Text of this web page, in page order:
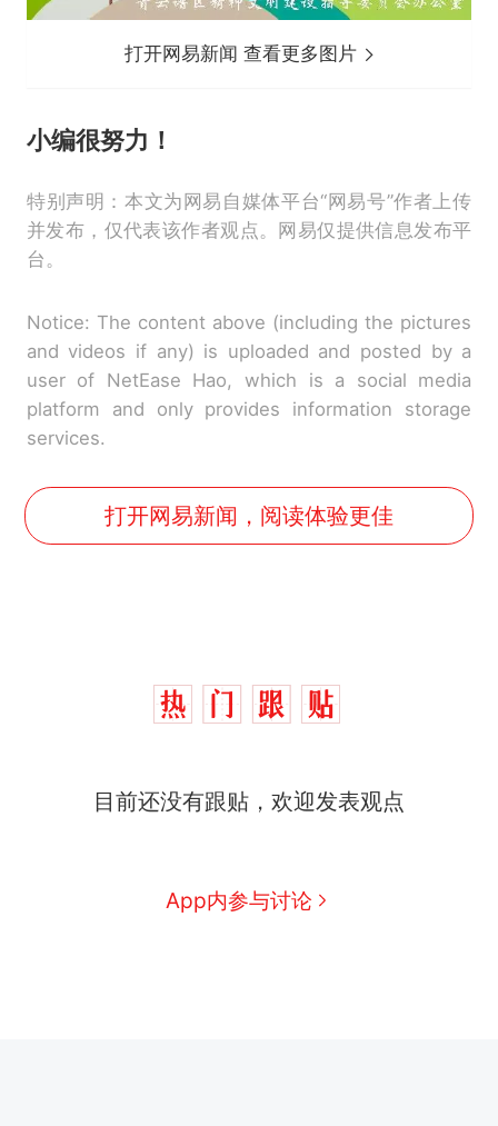
打开网易新闻 查看更多图片
小编很努力！
特别声明：本文为网易自媒体平台“网易号”作者上传
并发布，仅代表该作者观点。网易仅提供信息发布平
台。
Notice: The content above (including the pictures
and videos if any) is uploaded and posted by a
user of NetEase Hao, which is a social media
platform and only provides information storage
services.
打开网易新闻，阅读体验更佳
目前还没有跟贴，欢迎发表观点
App内参与讨论